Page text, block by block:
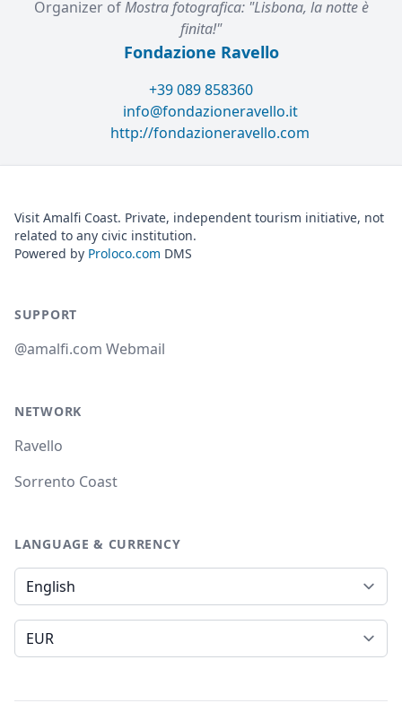
Organizer ofMostra fotografica: "Lisbona, la notte è
finita!"
Fondazione Ravello
+39 089 858360
info@fondazioneravello.it
http://fondazioneravello.com
Visit Amalfi Coast. Private, independent tourism initiative, not
related to any civic institution.
Powered by Proloco.com DMS
SUPPORT
@amalfi.com Webmail
NETWORK
Ravello
Sorrento Coast
LANGUAGE & CURRENCY
Language
Currency